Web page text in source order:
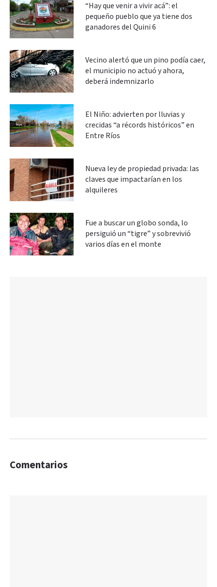
“Hay que venir a vivir acá”: el
pequeño pueblo que ya tiene dos
ganadores del Quini 6
Vecino alertó que un pino podía caer,
el municipio no actuó y ahora,
deberá indemnizarlo
El Niño: advierten por lluvias y
crecidas “a récords históricos” en
Entre Ríos
Nueva ley de propiedad privada: las
claves que impactarían en los
alquileres
Fue a buscar un globo sonda, lo
persiguió un “tigre” y sobrevivió
varios días en el monte
Comentarios